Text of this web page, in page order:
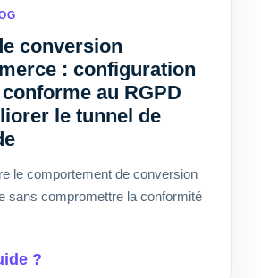
conversion
: configuration
au RGPD
le tunnel de
le comportement de conversion
sans compromettre la conformité
?